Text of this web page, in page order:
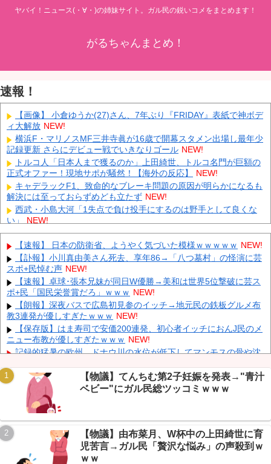
ヤバイ！ニュース(・∀・)の姉妹サイト。ガル民の鋭いコメをまとめます！
がるちゃんまとめ！
速報！
【画像】 小倉ゆうか(27)さん、7年ぶり『FRIDAY』表紙で神ボデ
ィ大解放 NEW!
横浜F・マリノスMF三井寺眞が16歳で開幕スタメン出場し最年少
記録更新 さらにデビュー戦でいきなりゴール NEW!
トルコ人「日本人まで獲るのか」上田綺世、トルコ名門が巨額の
正式オファー！現地サポが騒然！【海外の反応】
NEW!
キャデラックF1、致命的なブレーキ問題の原因が明らかになるも
解決には至っておらずめども立たず NEW!
西武・小島大河「1失点で負け投手にするのは野手として良くな
い」
NEW!
【鹿児島】 突然右折し路面電車と衝突 乗っていた男女3人は車を
放置しダッシュで逃走中
NEW!
中国「大豪雨！」三峡ダム「基礎部分破損」中国「全力放流！」
台風13号「中国上陸予測」台風15号「中国接近（画像」中国「台風
同時上陸！（穀物生産が壊滅危機」→
NEW!
長崎の語り部のお爺ちゃん(84)、学生に『日本も核武装が必要』
と言われびっくり NEW!
「あきれてモノが言えない」「国を維持できるの？」外国人の永
住許可要件の厳格化で在日中国人の本音は？ NEW!
ウクライナがモスクワに向けて初の弾道ミサイルを発射か？！
NEW!
Powered by livedoor 相互RSS
【速報】 日本の防衛省、ようやく気づいた模様ｗｗｗｗｗ NEW!
【訃報】小川真由美さん死去、享年86→「八つ墓村」の怪演に芸
スポ+民悼む声 NEW!
【速報】卓球･張本兄妹が同日W優勝→美和は世界5位撃破に芸ス
ポ+民「国民栄誉賞だろ」ｗｗｗ NEW!
【朗報】深夜バスで広島初見参のイッチ→地元民の鉄板グルメ布
教3連発が優しすぎたｗｗｗ NEW!
【保存版】はま寿司で安価200連発、初心者イッチにおんJ民のメ
ニュー布教が優しすぎたｗｗｗ NEW!
記録的猛暑の欧州、ドナウ川の水位が低下してマンモスの骨や沈
【驚愕】 新幹線じゃなく『帰省費4000円』安くなる在来線で帰
省した結果ｗｗｗｗｗ
NEW!
【悲報】 大分県、ガチで逝く・・・・・・
【悲報】 取引先専務「Aを20個注文する」 ぼく「いつも1～2個
しか使わないけど本当に20であってる？」 取専「あってる」→結果
『こう』なったんだが... NEW!
【悲報】新NISA11ヶ月で利益19万円→VIPPERの「30年で600
万」皮算用に総ツッコミｗｗｗ
【物議】てんちむ第2子妊娠を発表→"青汁
ベビー"にガル民総ツッコミｗｗｗ
【物議】由布菜月、W杯中の上田綺世に育
児苦言→ガル民「贅沢な悩み」の声殺到ｗ
ｗｗ